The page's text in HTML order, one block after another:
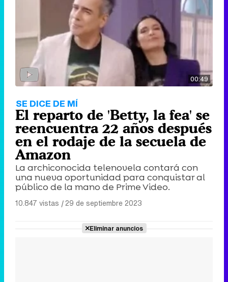
00:49
SE DICE DE MÍ
El reparto de 'Betty, la fea' se
reencuentra 22 años después
en el rodaje de la secuela de
Amazon
La archiconocida telenovela contará con
una nueva oportunidad para conquistar al
público de la mano de Prime Video.
10.847 vistas |29 de septiembre 2023
Eliminar anuncios